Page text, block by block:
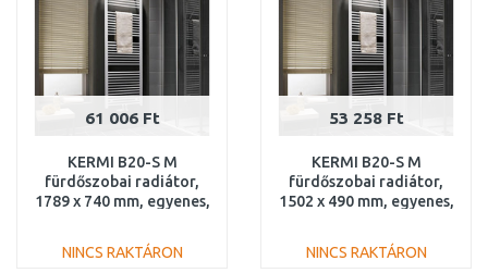
61 006 Ft
KERMI B20-S M
fürdőszobai radiátor,
1789 x 740 mm, egyenes,
LS01M1800752XXK
NINCS RAKTÁRON
53 258 Ft
KERMI B20-S M
fürdőszobai radiátor,
1502 x 490 mm, egyenes,
LS01M1500502XXK
NINCS RAKTÁRON